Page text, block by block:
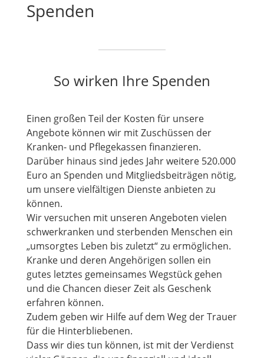
Spenden
So wirken Ihre Spenden
Einen großen Teil der Kosten für unsere
Angebote können wir mit Zuschüssen der
Kranken- und Pflegekassen finanzieren.
Darüber hinaus sind jedes Jahr weitere 520.000
Euro an Spenden und Mitgliedsbeiträgen nötig,
um unsere vielfältigen Dienste anbieten zu
können.
Wir versuchen mit unseren Angeboten vielen
schwerkranken und sterbenden Menschen ein
„umsorgtes Leben bis zuletzt“ zu ermöglichen.
Kranke und deren Angehörigen sollen ein
gutes letztes gemeinsames Wegstück gehen
und die Chancen dieser Zeit als Geschenk
erfahren können.
Zudem geben wir Hilfe auf dem Weg der Trauer
für die Hinterbliebenen.
Dass wir dies tun können, ist mit der Verdienst